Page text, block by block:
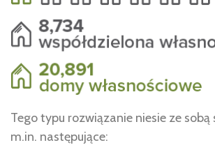
Tego typu rozwiązanie niesie ze sobą
m.in. następujące: